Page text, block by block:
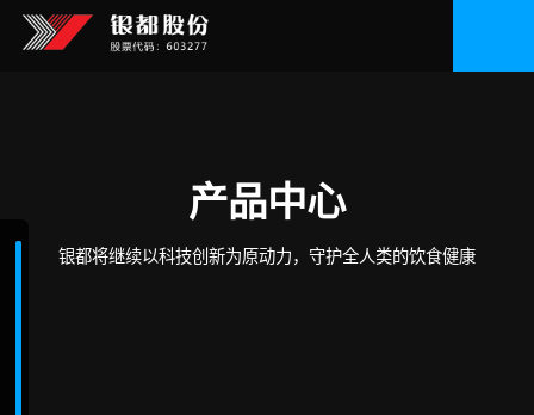
产品中心
银都将继续以科技创新为原动力，守护全人类的饮食健康